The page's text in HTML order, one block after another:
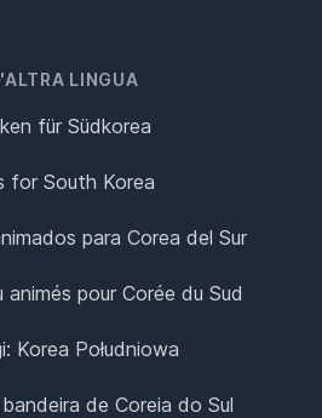
LINGUA
für Südkorea
for South Korea
para Corea del Sur
pour Corée du Sud
Korea Południowa
de Coreia do Sul